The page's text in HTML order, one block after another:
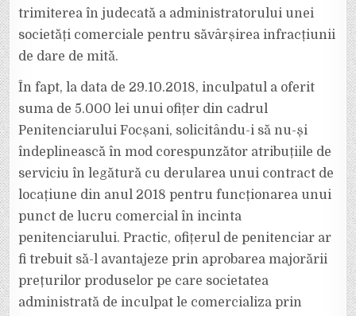
MITĂ
trimiterea în judecată a administratorului unei
societăți comerciale pentru săvârșirea infracțiunii
de dare de mită.
În fapt, la data de 29.10.2018, inculpatul a oferit
suma de 5.000 lei unui ofițer din cadrul
Penitenciarului Focșani, solicitându-i să nu-și
îndeplinească în mod corespunzător atribuțiile de
serviciu în legătură cu derularea unui contract de
locațiune din anul 2018 pentru funcționarea unui
punct de lucru comercial în incinta
penitenciarului. Practic, ofițerul de penitenciar ar
fi trebuit să-l avantajeze prin aprobarea majorării
prețurilor produselor pe care societatea
administrată de inculpat le comercializa prin